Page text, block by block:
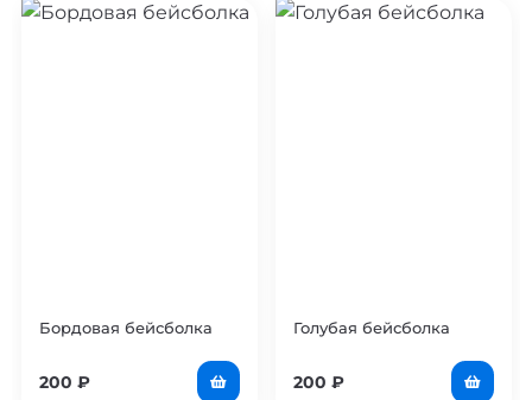
Бордовая бейсболка
200 ₽
Голубая бейсболка
200 ₽